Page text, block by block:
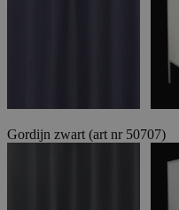
Gordijn zwart (art nr 50707)